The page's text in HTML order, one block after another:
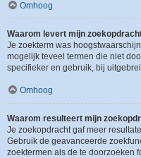
Omhoog
Waarom levert mijn
Je zoekterm was
mogelijk teveel termen die niet
specifieker en gebruik, bij
Omhoog
Waarom resulteert mijn
Je zoekopdracht gaf meer
Gebruik de geavanceerde
zoektermen als de te doorzoeken